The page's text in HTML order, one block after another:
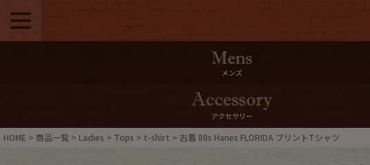
500pt＆10％Offクーポンプレゼント
ログイン・会員登録 LINE ID連携
メンズ
アクセサリー
HOME 商品一覧 Ladies Tops t-shirt 古着 80s Hanes FLORIDA プリントTシャツ